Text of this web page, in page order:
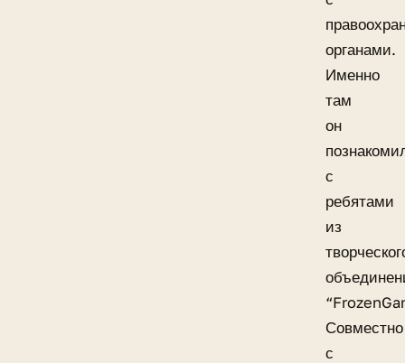
органами.
Именно
там
он
с
ребятами
из
Совместно
с